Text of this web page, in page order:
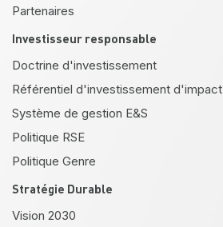
Partenaires
Investisseur responsable
Doctrine d'investissement
Référentiel d'investissement d'impact
Système de gestion E&S
Politique RSE
Politique Genre
Stratégie Durable
Vision 2030